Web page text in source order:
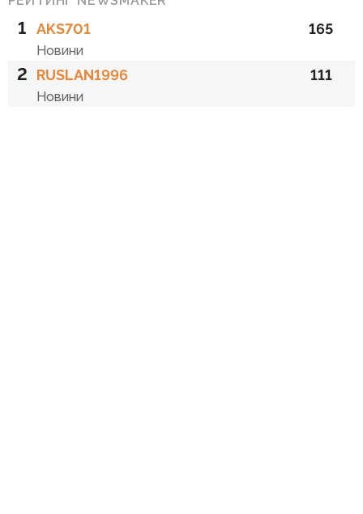
1 AKS701
Новини
165
2 RUSLAN1996
Новини
111